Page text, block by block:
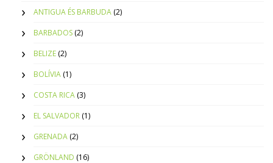
ANTIGUA ÉS BARBUDA (2)
BARBADOS (2)
BELIZE (2)
BOLÍVIA (1)
COSTA RICA (3)
EL SALVADOR (1)
GRENADA (2)
GRÖNLAND (16)